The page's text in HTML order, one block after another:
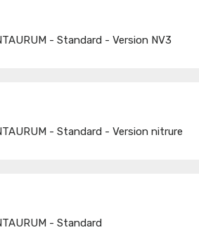
- Standard - Version NV3
- Standard - Version nitrure
- Standard